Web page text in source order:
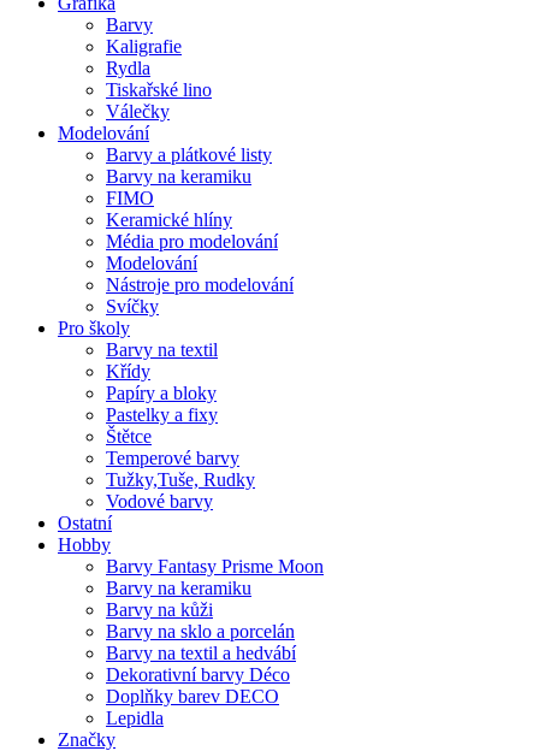
Barvy
Kaligrafie
Rydla
Tiskařské lino
Válečky
Modelování
Barvy a plátkové listy
Barvy na keramiku
FIMO
Keramické hlíny
Média pro modelování
Modelování
Nástroje pro modelování
Svíčky
Pro školy
Barvy na textil
Křídy
Papíry a bloky
Pastelky a fixy
Štětce
Temperové barvy
Tužky,Tuše, Rudky
Vodové barvy
Ostatní
Hobby
Barvy Fantasy Prisme Moon
Barvy na keramiku
Barvy na kůži
Barvy na sklo a porcelán
Barvy na textil a hedvábí
Dekorativní barvy Déco
Doplňky barev DECO
Lepidla
Značky